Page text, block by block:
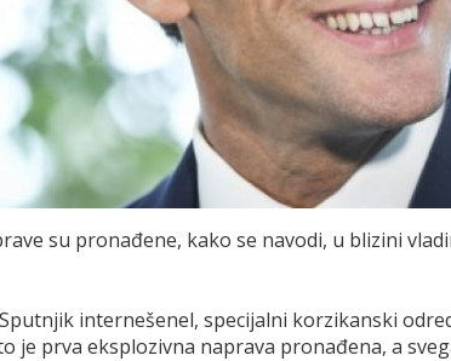
su pronađene, kako se navodi, u blizini
internešenel, specijalni korzikanski
je prva eksplozivna naprava pronađena, a